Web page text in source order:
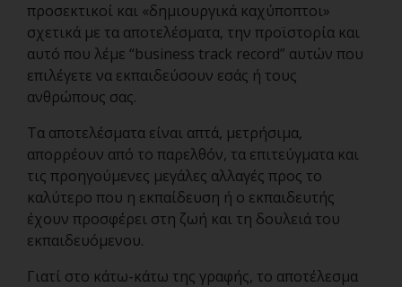
προσεκτικοί και «δημιουργικά καχύποπτοι»
σχετικά με τα αποτελέσματα, την προϊστορία και
αυτό που λέμε “business track record” αυτών που
επιλέγετε να εκπαιδεύσουν εσάς ή τους
ανθρώπους σας.
Τα αποτελέσματα είναι απτά, μετρήσιμα,
απορρέουν από το παρελθόν, τα επιτεύγματα και
τις προηγούμενες μεγάλες αλλαγές προς το
καλύτερο που η εκπαίδευση ή ο εκπαιδευτής
έχουν προσφέρει στη ζωή και τη δουλειά του
εκπαιδευόμενου.
Γιατί στο κάτω-κάτω της γραφής, το αποτέλεσμα